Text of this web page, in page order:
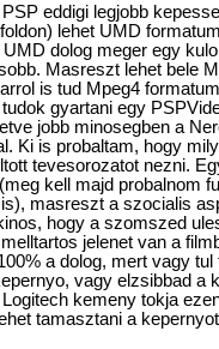
eddigi legjobb
lehet UMD
dolog meger egy
Masreszt lehet bele
is tud Mpeg4
gyartani egy
jobb minosegben a
Ki is probaltam, hogy
tevesorozatot nezni.
kell majd probalnom
masreszt a szocialis
hogy a szomszed
jelenet van a
a dolog, mert vagy
vagy elzsibbad a
kemeny tokja
tamasztani a